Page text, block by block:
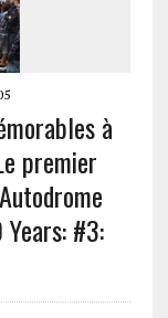
à
premier
#3: